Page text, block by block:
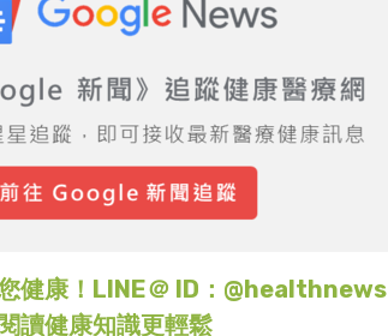
健康！LINE＠ ID：@healthnews
讀健康知識更輕鬆